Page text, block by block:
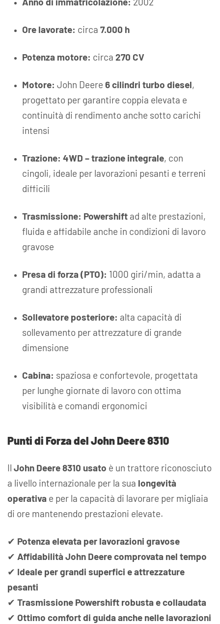
Ore lavorate: circa 7.000 h
Potenza motore: circa 270 CV
Motore: John Deere 6 cilindri turbo diesel,
progettato per garantire coppia elevata e
continuità di rendimento anche sotto carichi
intensi
Trazione: 4WD – trazione integrale, con
cingoli, ideale per lavorazioni pesanti e terreni
difficili
Trasmissione: Powershift ad alte prestazioni,
fluida e affidabile anche in condizioni di lavoro
gravose
Presa di forza (PTO): 1000 giri/min, adatta a
grandi attrezzature professionali
Sollevatore posteriore: alta capacità di
sollevamento per attrezzature di grande
dimensione
Cabina: spaziosa e confortevole, progettata
per lunghe giornate di lavoro con ottima
visibilità e comandi ergonomici
Punti di Forza del John Deere 8310
Il John Deere 8310 usato è un trattore riconosciuto
a livello internazionale per la sua longevità
operativa e per la capacità di lavorare per migliaia
di ore mantenendo prestazioni elevate.
✔ Potenza elevata per lavorazioni gravose
✔ Affidabilità John Deere comprovata nel tempo
✔ Ideale per grandi superfici e attrezzature
pesanti
✔ Trasmissione Powershift robusta e collaudata
✔ Ottimo comfort di guida anche nelle lavorazioni